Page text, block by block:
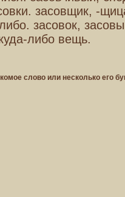
засовщик, -
засовок,
либо вещь.
слово или несколько его